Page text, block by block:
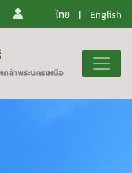
ไทย | English